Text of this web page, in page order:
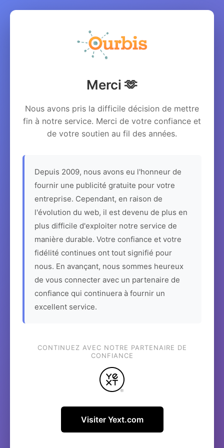
Merci 🫶
Nous avons pris la difficile décision de mettre
fin à notre service. Merci de votre confiance et
de votre soutien au fil des années.
Depuis 2009, nous avons eu l'honneur de
fournir une publicité gratuite pour votre
entreprise. Cependant, en raison de
l'évolution du web, il est devenu de plus en
plus difficile d'exploiter notre service de
manière durable. Votre confiance et votre
fidélité continues ont tout signifié pour
nous. En avançant, nous sommes heureux
de vous connecter avec un partenaire de
confiance qui continuera à fournir un
excellent service.
CONTINUEZ AVEC NOTRE PARTENAIRE DE
CONFIANCE
Visiter Yext.com